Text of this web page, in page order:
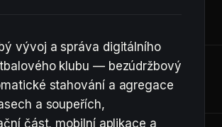
vývoj a správa digitálního
klubu — bezúdržbový
stahování a agregace
a soupeřích,
část, mobilní aplikace a